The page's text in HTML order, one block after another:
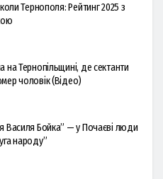
Тернополя: Рейтинг 2025 з
Тернопільщині, де сектанти
чоловік (Відео)
Василя Бойка” — у Почаєві люди
народу”